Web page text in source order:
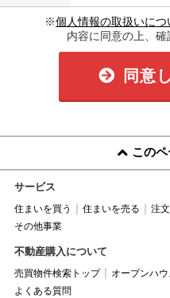
※個人情報の取扱いにつ
内容に同意の上、確
同意
この
サービス
住まいを買う 住まいを売る 注
その他事業
不動産購入について
売買物件検索トップ オープンハ
よくある質問